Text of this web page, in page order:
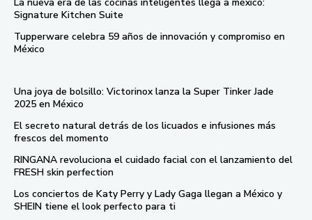
Signature Kitchen Suite
Tupperware celebra 59 años de innovación y compromiso en
México
Una joya de bolsillo: Victorinox lanza la Super Tinker Jade
2025 en México
El secreto natural detrás de los licuados e infusiones más
frescos del momento
RINGANA revoluciona el cuidado facial con el lanzamiento del
FRESH skin perfection
Los conciertos de Katy Perry y Lady Gaga llegan a México y
SHEIN tiene el look perfecto para ti